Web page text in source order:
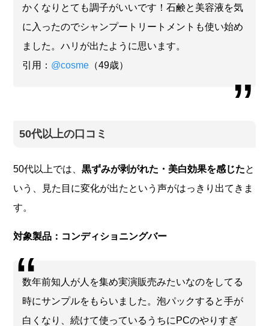
かくなりとても調子がいいです！石鹸と美容液を気
に入ったのでシャンプートリートメントも使い始め
ました。ハリが出たように思います。
引用： @cosme （49歳）
50代以上の口コミ
50代以上では、黒ずみが剥がれた・美白効果を感じたと
いう、見た目に変化が出たという声がはっきり出てきま
す。
対象製品：コンディショニングバー
数年前知人が人を集め実演販売みたいなのをしてる
時にサンプルをもらいました。泡パックすると手が
白くなり、続けて使っているうちにPCのやりすぎ